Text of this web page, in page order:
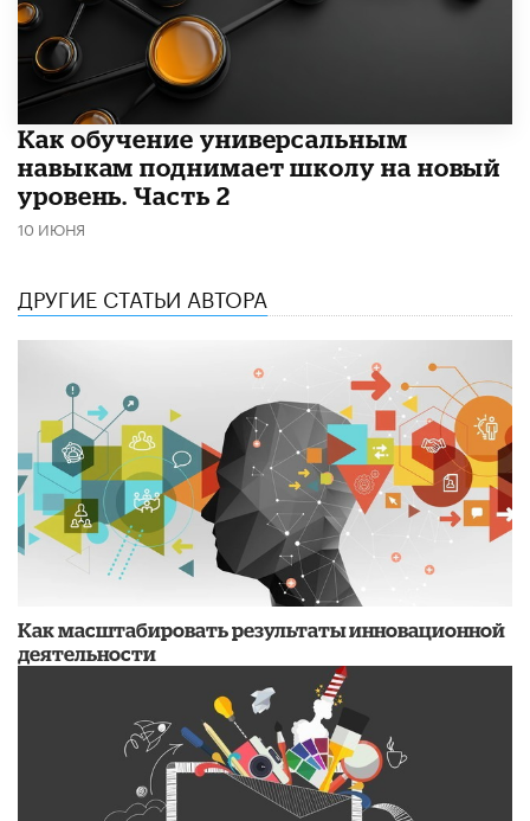
​Как обучение универсальным
навыкам поднимает школу на новый
уровень. Часть 2
10 ИЮНЯ
ДРУГИЕ СТАТЬИ АВТОРА
Как масштабировать результаты инновационной
деятельности